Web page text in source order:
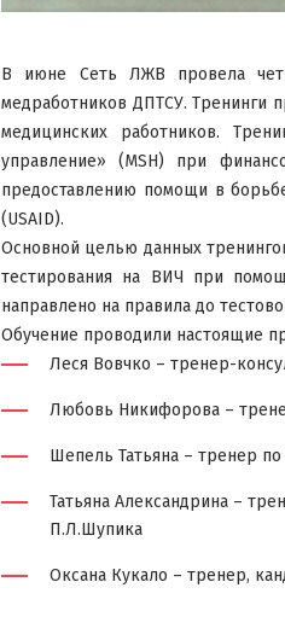
В июне Сеть ЛЖВ провела
медработников ДПТСУ. Тренинги
медицинских работников.
управление» (MSH) при
предоставлению помощи в
(USAID).
Основной целью данных
тестирования на ВИЧ при
направлено на правила до
Обучение проводили настоящие
Леся Вовчко – тренер-
Любовь Никифорова –
Шепель Татьяна – тренер
Татьяна Александрина –
П.Л.Шупика
Оксана Кукало – тренер,